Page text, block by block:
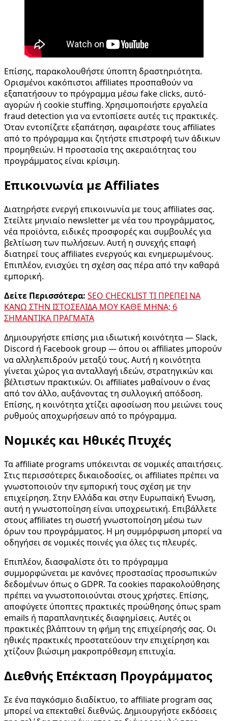
Επίσης, παρακολουθήστε ύποπτη δραστηριότητα.
Ορισμένοι κακόπιστοι affiliates προσπαθούν να
εξαπατήσουν το πρόγραμμα μέσω fake clicks, αυτό-
αγορών ή cookie stuffing. Χρησιμοποιήστε εργαλεία
fraud detection για να εντοπίσετε αυτές τις πρακτικές.
Όταν εντοπίζετε εξαπάτηση, αφαιρέστε τους affiliates
από το πρόγραμμα και ζητήστε επιστροφή των άδικων
προμηθειών. Η προστασία της ακεραιότητας του
προγράμματος είναι κρίσιμη.
Επικοινωνία με Affiliates
Διατηρήστε ενεργή επικοινωνία με τους affiliates σας.
Στείλτε μηνιαίο newsletter με νέα του προγράμματος,
νέα προϊόντα, ειδικές προσφορές και συμβουλές για
βελτίωση των πωλήσεων. Αυτή η συνεχής επαφή
διατηρεί τους affiliates ενεργούς και ενημερωμένους.
Επιπλέον, ενισχύει τη σχέση σας πέρα από την καθαρά
εμπορική.
Δείτε Περισσότερα: SEO CHECKLIST ΤΙ ΠΡΕΠΕΙ ΝΑ
ΚΑΝΩ ΣΤΗΝ ΙΣΤΟΣΕΛΙΔΑ ΜΟΥ ΚΑΘΕ ΜΗΝΑ; 6
ΣΗΜΑΝΤΙΚΑ ΠΡΑΓΜΑΤΑ
Δημιουργήστε επίσης μια ιδιωτική κοινότητα — Slack,
Discord ή Facebook group — όπου οι affiliates μπορούν
να αλληλεπιδρούν μεταξύ τους. Αυτή η κοινότητα
γίνεται χώρος για ανταλλαγή ιδεών, στρατηγικών και
βέλτιστων πρακτικών. Οι affiliates μαθαίνουν ο ένας
από τον άλλο, αυξάνοντας τη συλλογική απόδοση.
Επίσης, η κοινότητα χτίζει αφοσίωση που μειώνει τους
ρυθμούς αποχωρήσεων από το πρόγραμμα.
Νομικές και Ηθικές Πτυχές
Τα affiliate programs υπόκεινται σε νομικές απαιτήσεις.
Στις περισσότερες δικαιοδοσίες, οι affiliates πρέπει να
γνωστοποιούν την εμπορική τους σχέση με την
επιχείρηση. Στην Ελλάδα και στην Ευρωπαϊκή Ένωση,
αυτή η γνωστοποίηση είναι υποχρεωτική. Επιβάλλετε
στους affiliates τη σωστή γνωστοποίηση μέσω των
όρων του προγράμματος. Η μη συμμόρφωση μπορεί να
οδηγήσει σε νομικές ποινές για όλες τις πλευρές.
Επιπλέον, διασφαλίστε ότι το πρόγραμμα
συμμορφώνεται με κανόνες προστασίας προσωπικών
δεδομένων όπως ο GDPR. Τα cookies παρακολούθησης
πρέπει να γνωστοποιούνται στους χρήστες. Επίσης,
αποφύγετε ύποπτες πρακτικές προώθησης όπως spam
emails ή παραπλανητικές διαφημίσεις. Αυτές οι
πρακτικές βλάπτουν τη φήμη της επιχείρησής σας. Οι
ηθικές πρακτικές προστατεύουν την επιχείρηση και
χτίζουν βιώσιμη μακροπρόθεσμη επιτυχία.
Διεθνής Επέκταση Προγράμματος
Σε ένα παγκόσμιο διαδίκτυο, το affiliate program σας
μπορεί να επεκταθεί διεθνώς. Δημιουργήστε εκδόσεις